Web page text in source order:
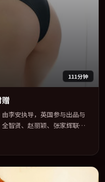
111分钟
李安执导，英国参与出品与
智贤、赵丽颖、张家辉联袂
求统一。定于 2024-06-23 在
年度话题片中口碑稳健，适合
看。